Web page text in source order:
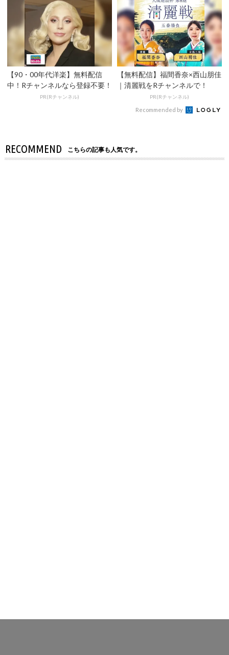
【90・00年代洋楽】無料配信
中！Rチャンネルなら登録不要！
PR(Rチャンネル)
【無料配信】福間香奈×西山朋佳
｜清麗戦をRチャンネルで！
PR(Rチャンネル)
Recommended by
RECOMMEND こちらの記事も人気です。